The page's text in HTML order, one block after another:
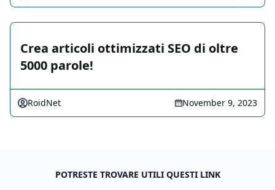
Crea articoli ottimizzati SEO di oltre
5000 parole!
RoidNet November 9, 2023
POTRESTE TROVARE UTILI QUESTI LINK